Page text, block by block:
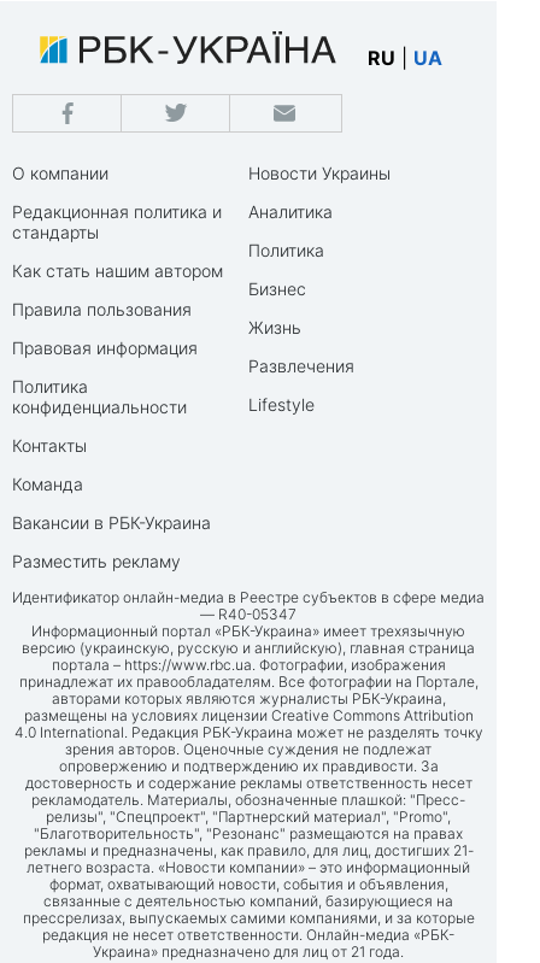
RU UA
О компании
Редакционная политика и
стандарты
Как стать нашим автором
Правила пользования
Правовая информация
Политика
конфиденциальности
Контакты
Команда
Вакансии в РБК-Украина
Разместить рекламу
Новости Украины
Аналитика
Политика
Бизнес
Жизнь
Развлечения
Lifestyle
Идентификатор онлайн-медиа в Реестре субъектов в сфере медиа
— R40-05347
Информационный портал «РБК-Украина» имеет трехязычную
версию (украинскую, русскую и английскую), главная страница
портала – https://www.rbc.ua. Фотографии, изображения
принадлежат их правообладателям. Все фотографии на Портале,
авторами которых являются журналисты РБК-Украина,
размещены на условиях лицензии Creative Commons Attribution
4.0 International. Редакция РБК-Украина может не разделять точку
зрения авторов. Оценочные суждения не подлежат
опровержению и подтверждению их правдивости. За
достоверность и содержание рекламы ответственность несет
рекламодатель. Материалы, обозначенные плашкой: "Пресс-
релизы", "Спецпроект", "Партнерский материал", "Promo",
"Благотворительность", "Резонанс" размещаются на правах
рекламы и предназначены, как правило, для лиц, достигших 21-
летнего возраста. «Новости компании» – это информационный
формат, охватывающий новости, события и объявления,
связанные с деятельностью компаний, базирующиеся на
прессрелизах, выпускаемых самими компаниями, и за которые
редакция не несет ответственности. Онлайн-медиа «РБК-
Украина» предназначено для лиц от 21 года.